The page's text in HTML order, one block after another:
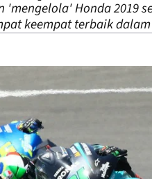
Honda 2019
keempat terbaik